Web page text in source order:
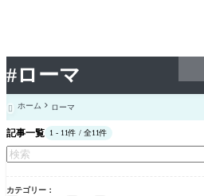
#ローマ
 ホーム ローマ
記事一覧 1 - 11件 / 全11件
カテゴリー